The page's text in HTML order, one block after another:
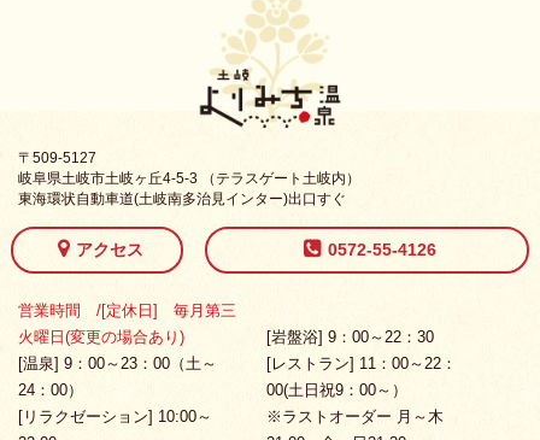
〒509-5127
岐阜県土岐市土岐ヶ丘4-5-3 （テラスゲート土岐内）
東海環状自動車道(土岐南多治見インター)出口すぐ
アクセス 0572-55-4126
営業時間 /[定休日] 毎月第三
火曜日(変更の場合あり)
[温泉] 9：00～23：00（土～
24：00）
[リラクゼーション] 10:00～
[岩盤浴] 9：00～22：30
[レストラン] 11：00～22：
00(土日祝9：00～）
※ラストオーダー 月～木